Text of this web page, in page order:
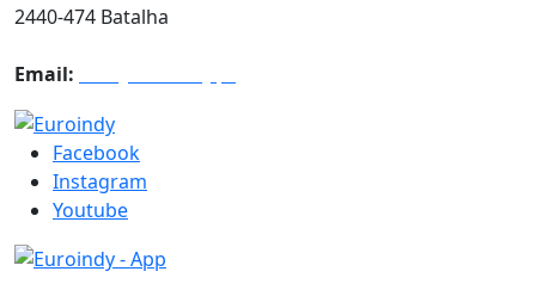
2440-474 Batalha
Email:
Facebook
Instagram
Youtube